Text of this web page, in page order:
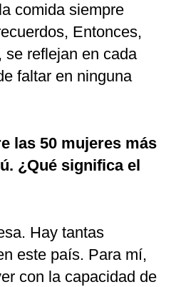
comida siempre
Entonces,
se reflejan en cada
faltar en ninguna
las 50 mujeres más
¿Qué significa el
Hay tantas
este país. Para mí,
con la capacidad de